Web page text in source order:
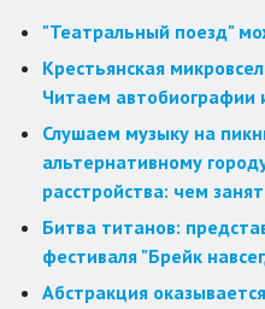
"Театральный поезд"
Крестьянская
Читаем автобиографии
Слушаем музыку на
альтернативному
расстройства: чем
Битва титанов:
фестиваля "Брейк
Абстракция